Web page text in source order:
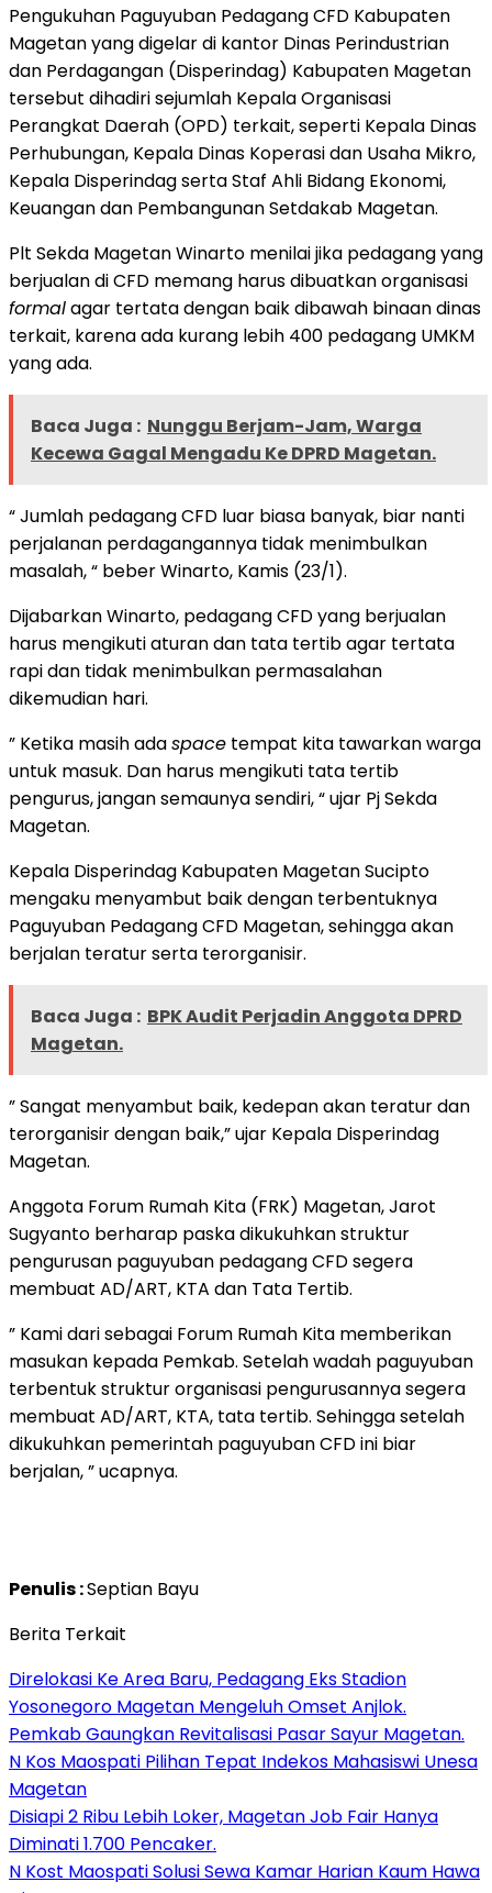
Pengukuhan Paguyuban Pedagang CFD Kabupaten
Magetan yang digelar di kantor Dinas Perindustrian
dan Perdagangan (Disperindag) Kabupaten Magetan
tersebut dihadiri sejumlah Kepala Organisasi
Perangkat Daerah (OPD) terkait, seperti Kepala Dinas
Perhubungan, Kepala Dinas Koperasi dan Usaha Mikro,
Kepala Disperindag serta Staf Ahli Bidang Ekonomi,
Keuangan dan Pembangunan Setdakab Magetan.
Plt Sekda Magetan Winarto menilai jika pedagang yang
berjualan di CFD memang harus dibuatkan organisasi
formalagar tertata dengan baik dibawah binaan dinas
terkait, karena ada kurang lebih 400 pedagang UMKM
yang ada.
Baca Juga : Nunggu Berjam-Jam, Warga
Kecewa Gagal Mengadu Ke DPRD Magetan.
“ Jumlah pedagang CFD luar biasa banyak, biar nanti
perjalanan perdagangannya tidak menimbulkan
masalah, “ beber Winarto, Kamis (23/1).
Dijabarkan Winarto, pedagang CFD yang berjualan
harus mengikuti aturan dan tata tertib agar tertata
rapi dan tidak menimbulkan permasalahan
dikemudian hari.
” Ketika masih adaspace tempat kita tawarkan warga
untuk masuk. Dan harus mengikuti tata tertib
pengurus, jangan semaunya sendiri, “ ujar Pj Sekda
Magetan.
Kepala Disperindag Kabupaten Magetan Sucipto
mengaku menyambut baik dengan terbentuknya
Paguyuban Pedagang CFD Magetan, sehingga akan
berjalan teratur serta terorganisir.
Baca Juga : BPK Audit Perjadin Anggota DPRD
Magetan.
” Sangat menyambut baik, kedepan akan teratur dan
terorganisir dengan baik,” ujar Kepala Disperindag
Magetan.
Anggota Forum Rumah Kita (FRK) Magetan, Jarot
Sugyanto berharap paska dikukuhkan struktur
pengurusan paguyuban pedagang CFD segera
membuat AD/ART, KTA dan Tata Tertib.
” Kami dari sebagai Forum Rumah Kita memberikan
masukan kepada Pemkab. Setelah wadah paguyuban
terbentuk struktur organisasi pengurusannya segera
membuat AD/ART, KTA, tata tertib. Sehingga setelah
dikukuhkan pemerintah paguyuban CFD ini biar
berjalan, ” ucapnya.
Penulis :Septian Bayu
Berita Terkait
Direlokasi Ke Area Baru, Pedagang Eks Stadion
Yosonegoro Magetan Mengeluh Omset Anjlok.
Pemkab Gaungkan Revitalisasi Pasar Sayur Magetan.
N Kos Maospati Pilihan Tepat Indekos Mahasiswi Unesa
Magetan
Disiapi 2 Ribu Lebih Loker, Magetan Job Fair Hanya
Diminati 1.700 Pencaker.
N Kost Maospati Solusi Sewa Kamar Harian Kaum Hawa